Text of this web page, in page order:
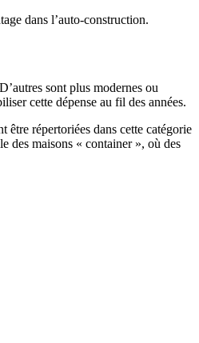
dans l’auto-construction.
sont plus modernes ou
cette dépense au fil des années.
être répertoriées dans cette catégorie
des maisons « container », où des